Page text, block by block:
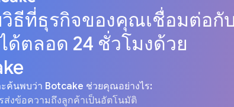
ธีที่ธุรกิจของคุณเชื่อมต่อกับ
ด้ตลอด 24 ชั่วโมงด้วย
ะค้นพบว่า Botcake ช่วยคุณอย่างไร:
ส่งข้อความถึงลูกค้าเป็นอัตโนมัติ